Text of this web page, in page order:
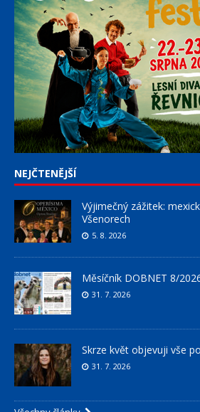
NEJČTENĚJŠÍ
Výjimečný zážitek:
Všenorech
5. 8. 2026
Měsíčník DOBNET 8/
31. 7. 2026
Skrze květ objevuji vše
31. 7. 2026